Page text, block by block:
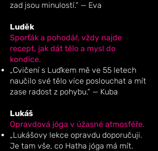
zad jsou minulostí.“ — Eva
Luděk
Sporťák a pohodář, vždy najde
recept, jak dát tělo a mysl do
kondice.
„Cvičení s Luďkem mě ve 55 letech
naučilo své tělo více poslouchat a mít
zase radost z pohybu.“ — Kuba
Lukáš
Opravdová jóga v úžasné atmosféře.
„Lukášovy lekce opravdu doporučuji.
Je tam vše, co Hatha jóga má mít.